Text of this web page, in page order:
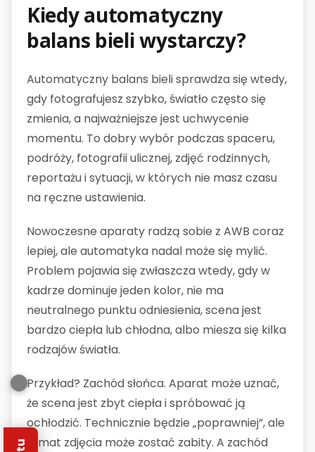
Kiedy automatyczny
balans bieli wystarczy?
Automatyczny balans bieli sprawdza się wtedy,
gdy fotografujesz szybko, światło często się
zmienia, a najważniejsze jest uchwycenie
momentu. To dobry wybór podczas spaceru,
podróży, fotografii ulicznej, zdjęć rodzinnych,
reportażu i sytuacji, w których nie masz czasu
na ręczne ustawienia.
Nowoczesne aparaty radzą sobie z AWB coraz
lepiej, ale automatyka nadal może się mylić.
Problem pojawia się zwłaszcza wtedy, gdy w
kadrze dominuje jeden kolor, nie ma
neutralnego punktu odniesienia, scena jest
bardzo ciepła lub chłodna, albo miesza się kilka
rodzajów światła.
Przykład? Zachód słońca. Aparat może uznać,
że scena jest zbyt ciepła i spróbować ją
ochłodzić. Technicznie będzie „poprawniej”, ale
klimat zdjęcia może zostać zabity. A zachód